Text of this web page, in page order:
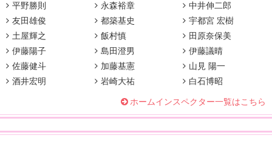
平野勝則
永森裕章
中井伸二郎
友田雄俊
都築基史
宇都宮 宏樹
土屋輝之
飯村慎
田原奈保美
伊藤陽子
島田澄男
伊藤議晴
佐藤健斗
加藤基憲
山見 陽一
酒井宏明
岩崎大祐 白石博昭
ホームインスペクター一覧はこちら